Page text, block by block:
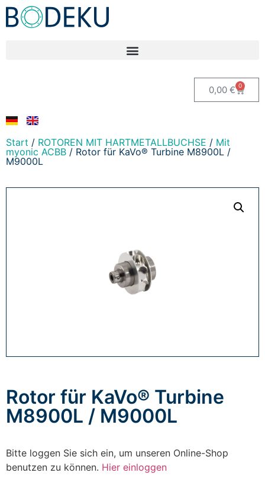
0,00 € 0
Start / ROTOREN MIT HARTMETALLBUCHSE / Mit
myonic ACBB / Rotor für KaVo® Turbine M8900L /
M9000L
Rotor für KaVo® Turbine
M8900L / M9000L
Bitte loggen Sie sich ein, um unseren Online-Shop
benutzen zu können. Hier einloggen